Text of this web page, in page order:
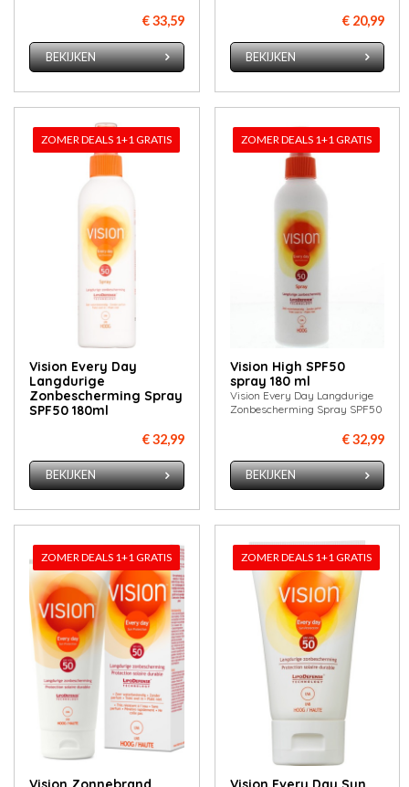
€ 33,59
BEKIJKEN
€ 20,99
BEKIJKEN
ZOMER DEALS 1+1 GRATIS
Vision Every Day
Langdurige
Zonbescherming Spray
SPF50 180ml
€ 32,99
BEKIJKEN
ZOMER DEALS 1+1 GRATIS
Vision High SPF50
spray 180 ml
Vision Every Day Langdurige
Zonbescherming Spray SPF50
€ 32,99
BEKIJKEN
ZOMER DEALS 1+1 GRATIS ZOMER DEALS 1+1 GRATIS